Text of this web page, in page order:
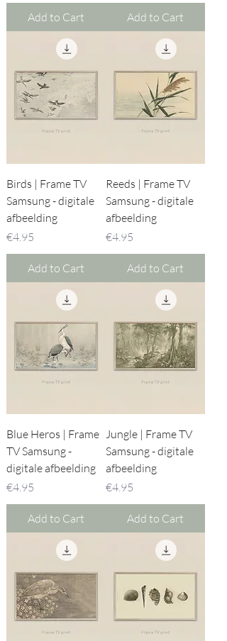
Add to Cart Add to Cart
Birds | Frame TV
Samsung - digitale
afbeelding
Price
€4.95
Add to Cart
Reeds | Frame TV
Samsung - digitale
afbeelding
Price
€4.95
Add to Cart
Blue Heros | Frame
TV Samsung -
digitale afbeelding
Price
€4.95
Add to Cart
Jungle | Frame TV
Samsung - digitale
afbeelding
Price
€4.95
Add to Cart